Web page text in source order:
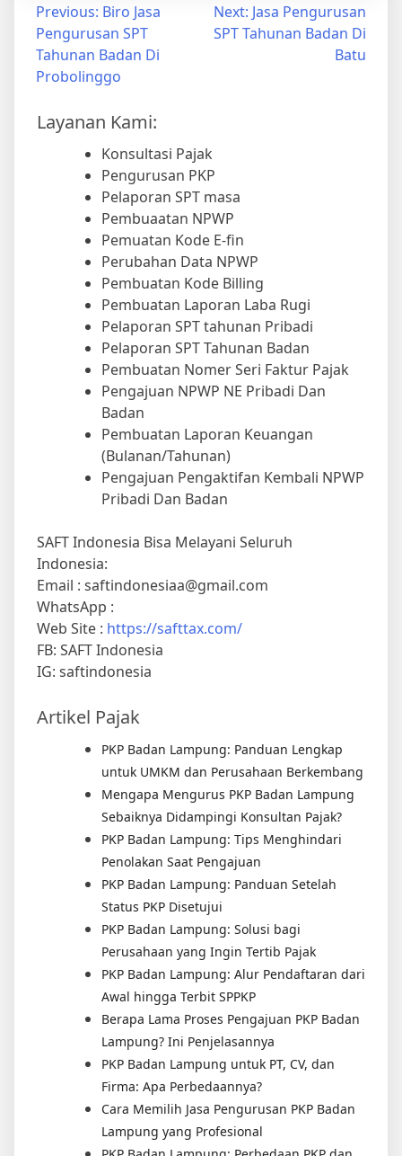
Previous: Biro Jasa
Pengurusan SPT
Tahunan Badan Di
Probolinggo
Next: Jasa Pengurusan
SPT Tahunan Badan Di
Batu
Layanan Kami:
Konsultasi Pajak
Pengurusan PKP
Pelaporan SPT masa
Pembuaatan NPWP
Pemuatan Kode E-fin
Perubahan Data NPWP
Pembuatan Kode Billing
Pembuatan Laporan Laba Rugi
Pelaporan SPT tahunan Pribadi
Pelaporan SPT Tahunan Badan
Pembuatan Nomer Seri Faktur Pajak
Pengajuan NPWP NE Pribadi Dan
Badan
Pembuatan Laporan Keuangan
(Bulanan/Tahunan)
Pengajuan Pengaktifan Kembali NPWP
Pribadi Dan Badan
SAFT Indonesia Bisa Melayani Seluruh
Indonesia:
Email : saftindonesiaa@gmail.com
WhatsApp :
Web Site : https://safttax.com/
FB: SAFT Indonesia
IG: saftindonesia
Artikel Pajak
PKP Badan Lampung: Panduan Lengkap
untuk UMKM dan Perusahaan Berkembang
Mengapa Mengurus PKP Badan Lampung
Sebaiknya Didampingi Konsultan Pajak?
PKP Badan Lampung: Tips Menghindari
Penolakan Saat Pengajuan
PKP Badan Lampung: Panduan Setelah
Status PKP Disetujui
PKP Badan Lampung: Solusi bagi
Perusahaan yang Ingin Tertib Pajak
PKP Badan Lampung: Alur Pendaftaran dari
Awal hingga Terbit SPPKP
Berapa Lama Proses Pengajuan PKP Badan
Lampung? Ini Penjelasannya
PKP Badan Lampung untuk PT, CV, dan
Firma: Apa Perbedaannya?
Cara Memilih Jasa Pengurusan PKP Badan
Lampung yang Profesional